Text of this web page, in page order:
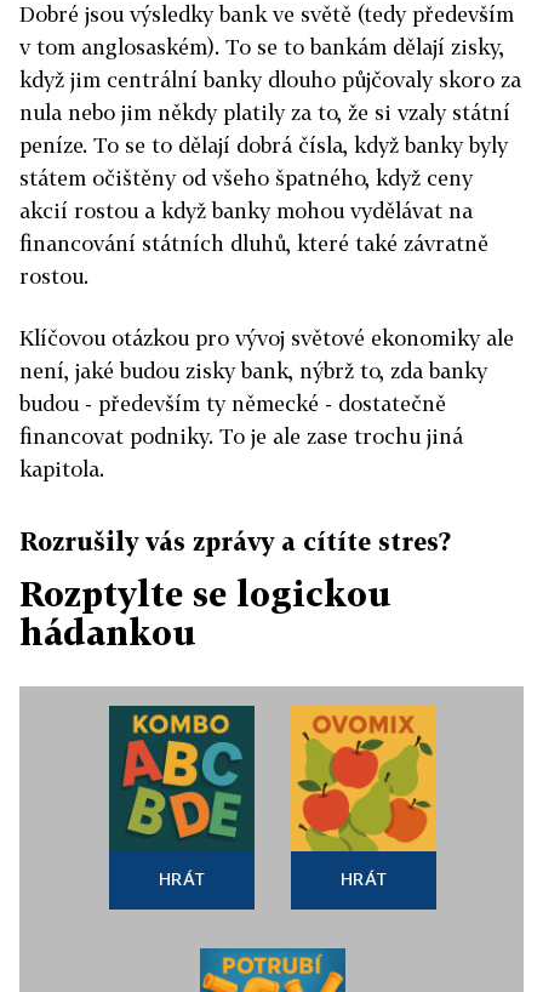
Dobré jsou výsledky bank ve světě (tedy především
v tom anglosaském). To se to bankám dělají zisky,
když jim centrální banky dlouho půjčovaly skoro za
nula nebo jim někdy platily za to, že si vzaly státní
peníze. To se to dělají dobrá čísla, když banky byly
státem očištěny od všeho špatného, když ceny
akcií rostou a když banky mohou vydělávat na
financování státních dluhů, které také závratně
rostou.
Klíčovou otázkou pro vývoj světové ekonomiky ale
není, jaké budou zisky bank, nýbrž to, zda banky
budou - především ty německé - dostatečně
financovat podniky. To je ale zase trochu jiná
kapitola.
Rozrušily vás zprávy a cítíte stres?
Rozptylte se logickou
hádankou
HRÁT HRÁT